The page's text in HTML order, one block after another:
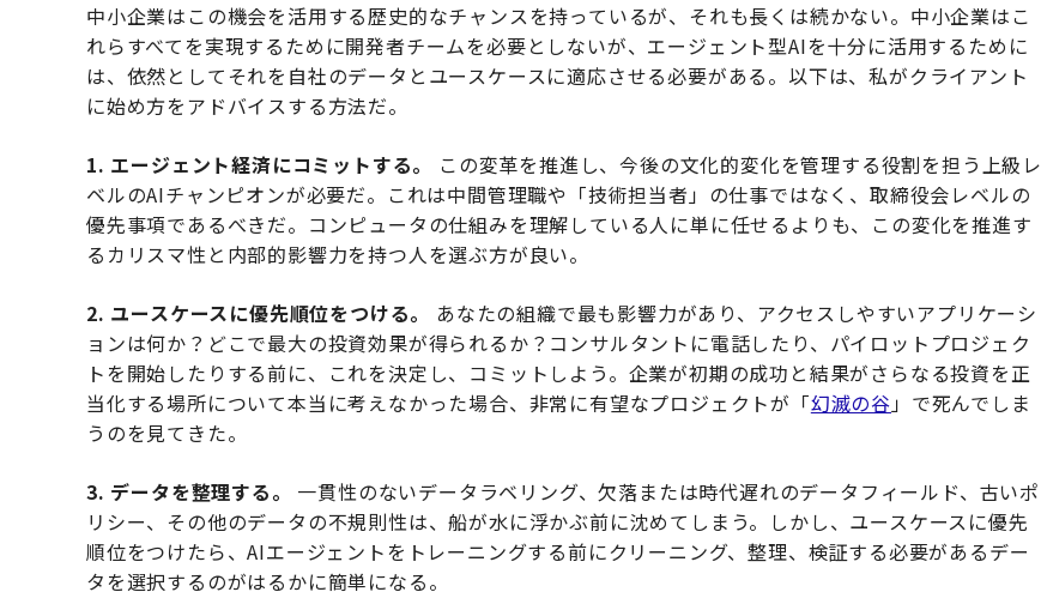
中小企業はこの機会を活用する歴史的なチャンスを持っているが、それも長くは続かない。中小企業はこ
れらすべてを実現するために開発者チームを必要としないが、エージェント型AIを十分に活用するために
は、依然としてそれを自社のデータとユースケースに適応させる必要がある。以下は、私がクライアント
に始め方をアドバイスする方法だ。
1. エージェント経済にコミットする。
この変革を推進し、今後の文化的変化を管理する役割を担う上級レ
ベルのAIチャンピオンが必要だ。これは中間管理職や「技術担当者」の仕事ではなく、取締役会レベルの
優先事項であるべきだ。コンピュータの仕組みを理解している人に単に任せるよりも、この変化を推進す
るカリスマ性と内部的影響力を持つ人を選ぶ方が良い。
2. ユースケースに優先順位をつける。
あなたの組織で最も影響力があり、アクセスしやすいアプリケーシ
ョンは何か？どこで最大の投資効果が得られるか？コンサルタントに電話したり、パイロットプロジェク
トを開始したりする前に、これを決定し、コミットしよう。企業が初期の成功と結果がさらなる投資を正
当化する場所について本当に考えなかった場合、非常に有望なプロジェクトが「幻滅の谷」で死んでしま
うのを見てきた。
3. データを整理する。
一貫性のないデータラベリング、欠落または時代遅れのデータフィールド、古いポ
リシー、その他のデータの不規則性は、船が水に浮かぶ前に沈めてしまう。しかし、ユースケースに優先
順位をつけたら、AIエージェントをトレーニングする前にクリーニング、整理、検証する必要があるデー
タを選択するのがはるかに簡単になる。